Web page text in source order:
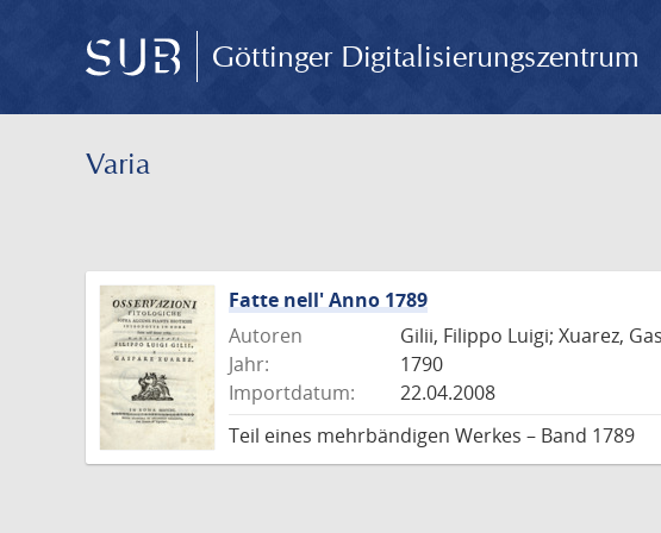
Göttinger Digitalisierungszentrum
Varia
Fatte nell' Anno 1789
Autoren
Gilii, Filippo Luigi; Xuarez,
Jahr:
1790
Importdatum:
22.04.2008
Teil eines mehrbändigen Werkes – Band 1789